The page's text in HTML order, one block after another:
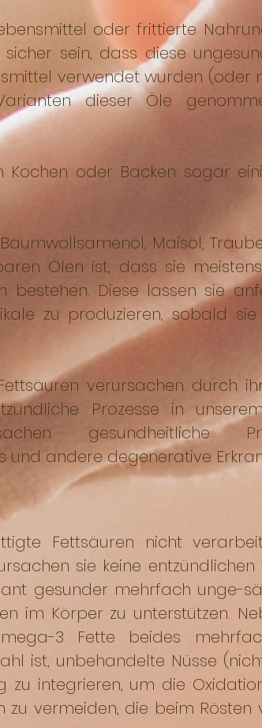
oder frittierte
sein, dass diese
verwendet wurden (oder
dieser Öle
Kochen oder Backen sogar
Maisöl,
Ölen ist, dass sie
bestehen. Diese lassen sie
zu produzieren, sobald
verursachen durch
Prozesse in
gesundheitliche
und andere degenerative
Fettsäuren nicht
sie keine
gesunder mehrfach unge-
im Körper zu unterstützen.
3 Fette beides
ist, unbehandelte Nüsse
zu integrieren, um die
vermeiden, die beim Rösten